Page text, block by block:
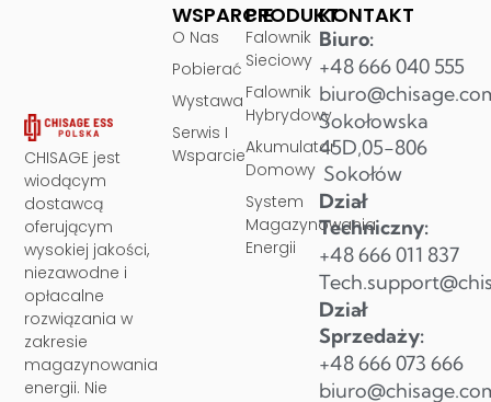
CHISAGE jest
wiodącym
dostawcą
oferującym
wysokiej jakości,
niezawodne i
opłacalne
rozwiązania w
zakresie
magazynowania
energii. Nie
PRODUKT
Falownik
Sieciowy
Falownik
Hybrydowy
Akumulator
Domowy
System
Magazynowania
Energii
WSPARCIE
O Nas
Pobierać
Wystawa
Serwis I
Wsparcie
KONTAKT
Biuro:
+48 666 040 555
Sokołowska
45D,05-806
Sokołów
Dział
Techniczny:
+48 666 011 837
Dział
Sprzedaży:
+48 666 073 666